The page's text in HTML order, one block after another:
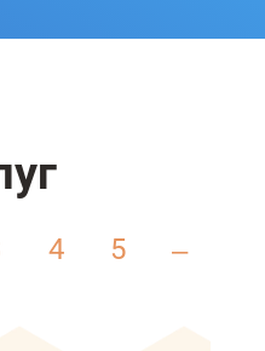
4 5 –